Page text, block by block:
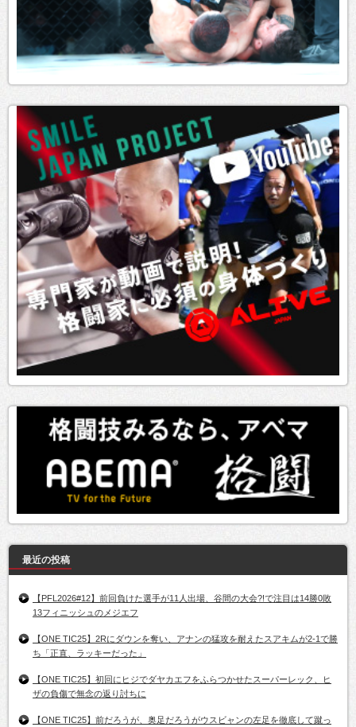
最近の投稿
【PFL2026#12】前回負けた選手が11人出場、谷間の大会?!で注目は14勝0敗
13フィニッシュのメジエフ
【ONE TIC25】2Rにダウンを奪い、アナンの猛攻を耐えたスアキムが2-1で勝
ち「正直、ラッキーだった」
【ONE TIC25】初回にヒジでダヤカエフをふらつかせたスーパーレック、ヒ
ザの負傷で無念の返り討ちに
【ONE TIC25】前だろうが、奥足だろうがウスビャンの左足を徹底して蹴っ